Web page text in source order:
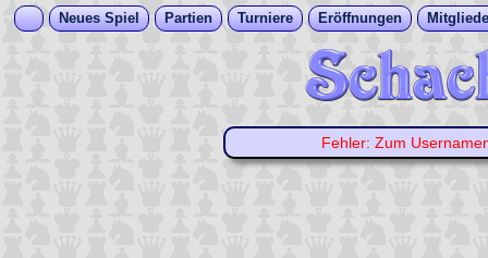
Neues Spiel Partien Turniere Eröffnungen
Fehler: Zum